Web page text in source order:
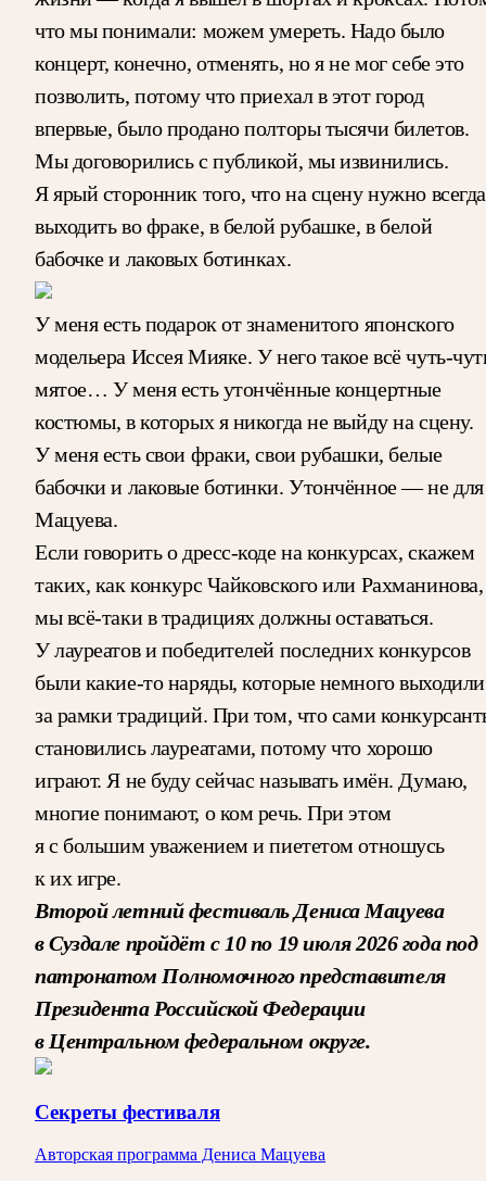
что мы понимали: можем умереть. Надо было
концерт, конечно, отменять, но я не мог себе это
позволить, потому что приехал в этот город
впервые, было продано полторы тысячи билетов.
Мы договорились с публикой, мы извинились.
Я ярый сторонник того, что на сцену нужно всегда
выходить во фраке, в белой рубашке, в белой
бабочке и лаковых ботинках.
У меня есть подарок от знаменитого японского
модельера Иссея Мияке. У него такое всё чуть-
мятое… У меня есть утончённые концертные
костюмы, в которых я никогда не выйду на сцену.
У меня есть свои фраки, свои рубашки, белые
бабочки и лаковые ботинки. Утончённое — не для
Мацуева.
Если говорить о дресс-коде на конкурсах, скажем
таких, как конкурс Чайковского или Рахманинова,
мы всё-таки в традициях должны оставаться.
У лауреатов и победителей последних конкурсов
были какие-то наряды, которые немного выходили
за рамки традиций. При том, что сами
становились лауреатами, потому что хорошо
играют. Я не буду сейчас называть имён. Думаю,
многие понимают, о ком речь. При этом
я с большим уважением и пиететом отношусь
к их игре.
Второй летний фестиваль Дениса Мацуева
в Суздале пройдёт с 10 по 19 июля 2026 года под
патронатом Полномочного представителя
Президента Российской Федерации
в Центральном федеральном округе.
Секреты фестиваля
Авторская программа Дениса Мацуева